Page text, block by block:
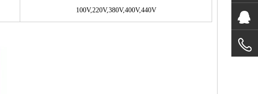
100V,220V,380V,400V,440V